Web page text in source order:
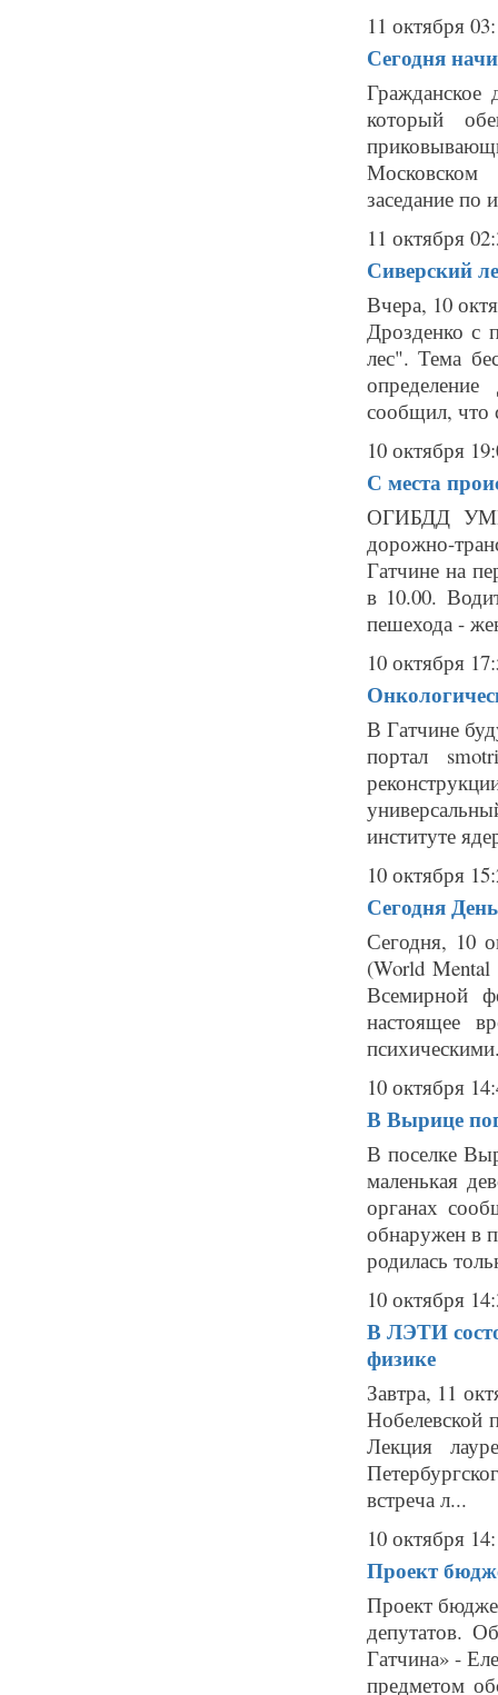
11 октября
Сегодня
который
Московском
заседание по
11 октября
Сиверский
Вчера, 10
Дрозденко с
лес". Тема
сообщил, что
10 октября
С места
ОГИБДД
дорожно-
Гатчине на
в 10.00.
пешехода -
10 октября
В Гатчине
портал
институте
10 октября
Сегодня
Сегодня, 10
(World Mental
Всемирной
настоящее
10 октября
В Вырице
В поселке
маленькая
органах
обнаружен в
родилась
10 октября
В ЛЭТИ
физике
Завтра, 11
Нобелевской
Лекция
встреча л...
10 октября
Проект
Проект
депутатов.
Гатчина» -
предметом